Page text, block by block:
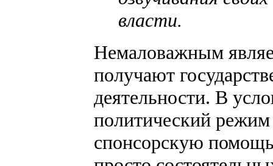
власти.
Немаловажным
получают
деятельности. В
политический режим
спонсорскую